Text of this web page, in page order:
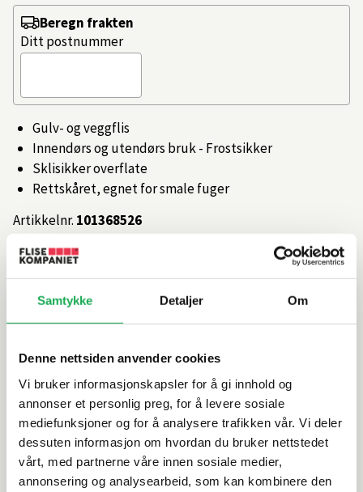
Samtykke Detaljer Om
Denne nettsiden anvender cookies
Vi bruker informasjonskapsler for å gi innhold og
annonser et personlig preg, for å levere sosiale
mediefunksjoner og for å analysere trafikken vår. Vi deler
dessuten informasjon om hvordan du bruker nettstedet
vårt, med partnerne våre innen sosiale medier,
annonsering og analysearbeid, som kan kombinere den
Gulv- og veggflis
Innendørs og utendørs bruk - Frostsikker
Sklisikker overflate
Rettskåret, egnet for smale fuger
Artikkelnr. 101368526
Beregn frakten
Ditt postnummer
Produktinformasjon
Spesifikasjoner
Rengjøring og vedlikehold
Leveringsinformasjon
Dokumentasjon